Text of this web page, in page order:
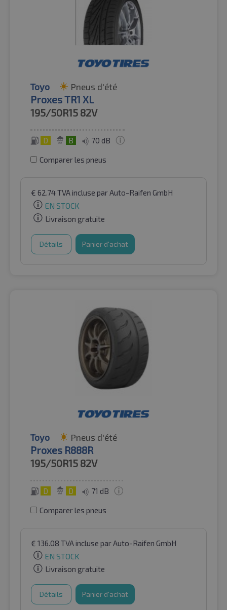
Toyo Pneus d'été
Proxes TR1 XL
195/50R15 82V
D B 70 dB
Comparer les pneus
€ 62.74TVA incluse par Auto-Raifen GmbH
EN STOCK
Livraison gratuite
Détails Panier d'achat
Toyo Pneus d'été
Proxes R888R
195/50R15 82V
D D 71 dB
Comparer les pneus
€ 136.08 TVA incluse par Auto-Raifen GmbH
EN STOCK
Livraison gratuite
Détails Panier d'achat